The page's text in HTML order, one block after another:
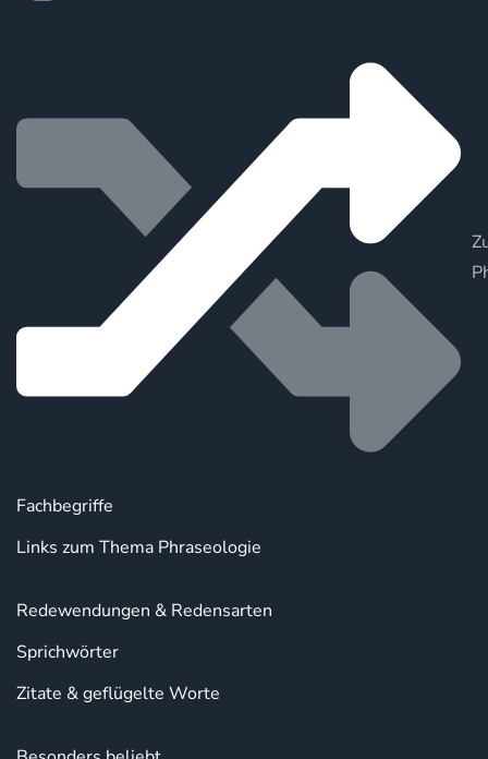
Fachbegriffe
Links zum Thema Phraseologie
Redewendungen & Redensarten
Sprichwörter
Zitate & geflügelte Worte